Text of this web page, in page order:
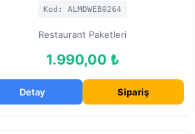
Kod: ALMDWEB0264
Restaurant Paketleri
1.990,00 ₺
Detay Sipariş